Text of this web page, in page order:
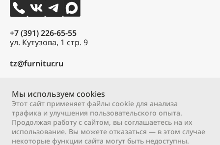
Контакты
+7 (391) 226-65-55
ул. Кутузова, 1 стр. 9
tz@furnitur.ru
Сб:
9:00 – 17:00
Вс:
выходной
2000 – 2026 © ООО «М-профиль»
Политика конфиденциальностиДоговор оферты
Мы используем cookies
Этот сайт применяет файлы cookie для анализа
трафика и улучшения пользовательского опыта.
Продолжая работу с сайтом, вы соглашаетесь на их
использование. Вы можете отказаться — в этом случае
некоторые функции сайта могут быть недоступны.